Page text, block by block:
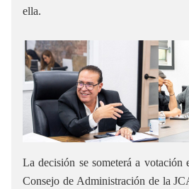
ella.
La decisión se someterá a votación
Consejo de Administración de la